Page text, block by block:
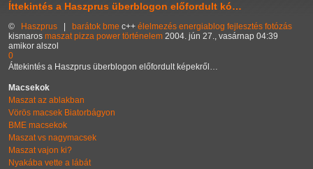
Íttekintés a Haszprus überblogon előfordult kó…
© Haszprus barátok bme c++ élelmezés energiablog fejlesztés fotózás
kismaros maszat pizza power történelem 2004. jún 27., vasárnap 04:39
amikor alszol
0
Áttekintés a Haszprus überblogon előfordult képekről…
Macsekok
Maszat az ablakban
Vörös macsek Biatorbágyon
BME macsekok
Maszat vs nagymacsek
Maszat vajon ki?
Nyakába vette a lábát